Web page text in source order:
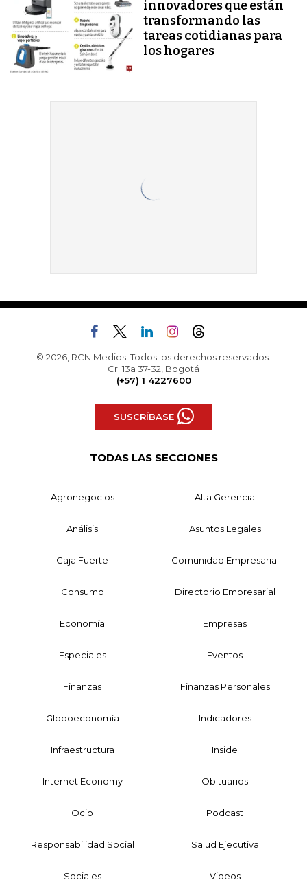
innovadores que están
transformando las
tareas cotidianas para
los hogares
© 2026, RCN Medios. Todos los derechos reservados.
Cr. 13a 37-32, Bogotá
(+57) 1 4227600
SUSCRÍBASE
TODAS LAS SECCIONES
Agronegocios Alta Gerencia
Análisis Asuntos Legales
Caja Fuerte Comunidad Empresarial
Consumo Directorio Empresarial
Economía Empresas
Especiales Eventos
Finanzas Finanzas Personales
Globoeconomía Indicadores
Infraestructura Inside
Internet Economy Obituarios
Ocio Podcast
Responsabilidad Social Salud Ejecutiva
Sociales Videos